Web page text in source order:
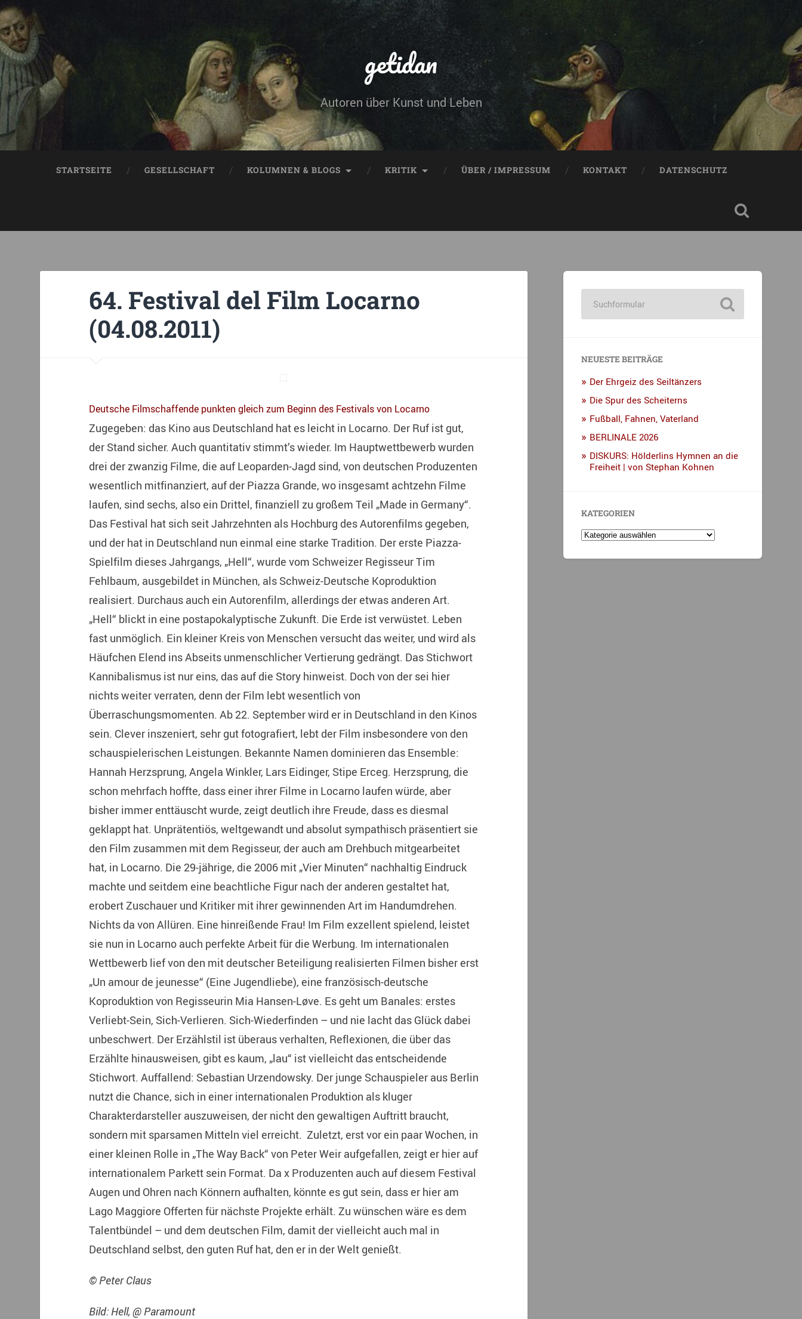
getidan
Autoren über Kunst und Leben
STARTSEITE GESELLSCHAFT KOLUMNEN & BLOGS KRITIK ÜBER / IMPRESSUM KONTAKT DATENSCHUTZ
64. Festival del Film Locarno
(04.08.2011)
Deutsche Filmschaffende punkten gleich zum Beginn des Festivals von Locarno
Zugegeben: das Kino aus Deutschland hat es leicht in Locarno. Der Ruf ist gut,
der Stand sicher. Auch quantitativ stimmt’s wieder. Im Hauptwettbewerb wurden
drei der zwanzig Filme, die auf Leoparden-Jagd sind, von deutschen Produzenten
wesentlich mitfinanziert, auf der Piazza Grande, wo insgesamt achtzehn Filme
laufen, sind sechs, also ein Drittel, finanziell zu großem Teil „Made in Germany“.
Das Festival hat sich seit Jahrzehnten als Hochburg des Autorenfilms gegeben,
und der hat in Deutschland nun einmal eine starke Tradition. Der erste Piazza-
Spielfilm dieses Jahrgangs, „Hell“, wurde vom Schweizer Regisseur Tim
Fehlbaum, ausgebildet in München, als Schweiz-Deutsche Koproduktion
realisiert. Durchaus auch ein Autorenfilm, allerdings der etwas anderen Art.
„Hell“ blickt in eine postapokalyptische Zukunft. Die Erde ist verwüstet. Leben
fast unmöglich. Ein kleiner Kreis von Menschen versucht das weiter, und wird als
Häufchen Elend ins Abseits unmenschlicher Vertierung gedrängt. Das Stichwort
Kannibalismus ist nur eins, das auf die Story hinweist. Doch von der sei hier
nichts weiter verraten, denn der Film lebt wesentlich von
Überraschungsmomenten. Ab 22. September wird er in Deutschland in den Kinos
sein. Clever inszeniert, sehr gut fotografiert, lebt der Film insbesondere von den
schauspielerischen Leistungen. Bekannte Namen dominieren das Ensemble:
Hannah Herzsprung, Angela Winkler, Lars Eidinger, Stipe Erceg. Herzsprung, die
schon mehrfach hoffte, dass einer ihrer Filme in Locarno laufen würde, aber
bisher immer enttäuscht wurde, zeigt deutlich ihre Freude, dass es diesmal
geklappt hat. Unprätentiös, weltgewandt und absolut sympathisch präsentiert sie
den Film zusammen mit dem Regisseur, der auch am Drehbuch mitgearbeitet
hat, in Locarno. Die 29-jährige, die 2006 mit „Vier Minuten“ nachhaltig Eindruck
machte und seitdem eine beachtliche Figur nach der anderen gestaltet hat,
erobert Zuschauer und Kritiker mit ihrer gewinnenden Art im Handumdrehen.
Nichts da von Allüren. Eine hinreißende Frau! Im Film exzellent spielend, leistet
sie nun in Locarno auch perfekte Arbeit für die Werbung. Im internationalen
Wettbewerb lief von den mit deutscher Beteiligung realisierten Filmen bisher erst
„Un amour de jeunesse“ (Eine Jugendliebe), eine französisch-deutsche
Koproduktion von Regisseurin Mia Hansen-Løve. Es geht um Banales: erstes
Verliebt-Sein, Sich-Verlieren. Sich-Wiederfinden – und nie lacht das Glück dabei
unbeschwert. Der Erzählstil ist überaus verhalten, Reflexionen, die über das
Erzählte hinausweisen, gibt es kaum, „lau“ ist vielleicht das entscheidende
Stichwort. Auffallend: Sebastian Urzendowsky. Der junge Schauspieler aus Berlin
nutzt die Chance, sich in einer internationalen Produktion als kluger
Charakterdarsteller auszuweisen, der nicht den gewaltigen Auftritt braucht,
sondern mit sparsamen Mitteln viel erreicht. Zuletzt, erst vor ein paar Wochen, in
einer kleinen Rolle in „The Way Back“ von Peter Weir aufgefallen, zeigt er hier auf
internationalem Parkett sein Format. Da x Produzenten auch auf diesem Festival
Augen und Ohren nach Könnern aufhalten, könnte es gut sein, dass er hier am
Lago Maggiore Offerten für nächste Projekte erhält. Zu wünschen wäre es dem
Talentbündel – und dem deutschen Film, damit der vielleicht auch mal in
Deutschland selbst, den guten Ruf hat, den er in der Welt genießt.
© Peter Claus
Bild: Hell, @ Paramount
NEUESTE BEITRÄGE
Der Ehrgeiz des Seiltänzers
Die Spur des Scheiterns
Fußball, Fahnen, Vaterland
BERLINALE 2026
DISKURS: Hölderlins Hymnen an die
Freiheit | von Stephan Kohnen
KATEGORIEN